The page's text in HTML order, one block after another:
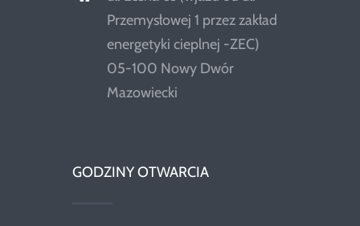
Przemysłowej 1 przez zakład
energetyki cieplnej -ZEC)
05-100 Nowy Dwór
Mazowiecki
GODZINY OTWARCIA